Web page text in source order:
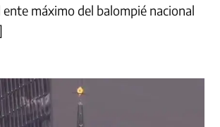
máximo del balompié nacional